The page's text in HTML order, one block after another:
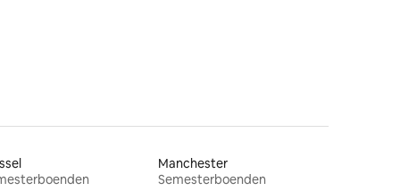
Manchester
Semesterboenden